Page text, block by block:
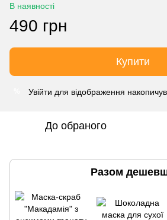
В наявності
490 грн
Купити
Увійти для відображення
До обраного
Разом